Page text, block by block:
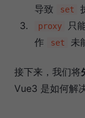
导致
set
proxy
只
作
set 未
接下来，我们将
Vue3 是如何解